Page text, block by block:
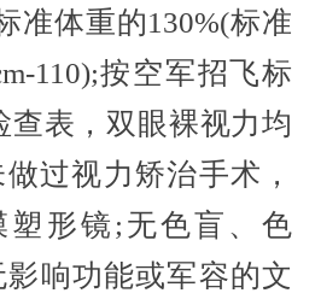
准体重的130%(标准
110);按空军招飞标
查表，双眼裸视力均
过视力矫治手术，
塑形镜;无色盲、色
响功能或军容的文